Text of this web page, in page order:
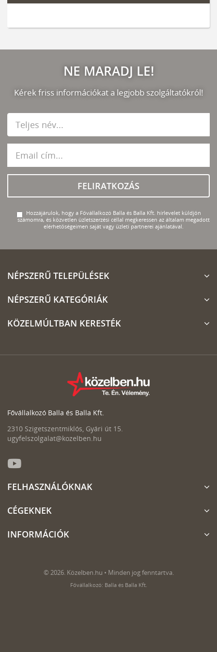
NE MARADJ LE!
Kérek friss információkat a legjobb szolgáltatókról!
FELIRATKOZÁS
Hozzájárulok, hogy a Fővállalkozó Balla és Balla Kft. hírlevelet küldjön
számomra, és közvetlen üzletszerzési céllal megkeressen az általam megadott
elérhetőségeimen saját vagy üzleti partnerei ajánlatával.
NÉPSZERŰ TELEPÜLÉSEK
NÉPSZERŰ KATEGÓRIÁK
KÖZELMÚLTBAN KERESTÉK
Fővállalkozó Balla és Balla Kft.
2310 Szigetszentmiklós, Gyári út 15.
ugyfelszolgalat@kozelben.hu
FELHASZNÁLÓKNAK
CÉGEKNEK
INFORMÁCIÓK
© 2026. Közelben.hu • Minden jog fenntartva.
Fővállalkozó: Balla és Balla Kft.